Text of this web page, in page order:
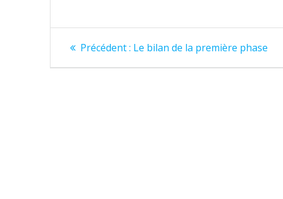
Navigation
de
Précédent : Article
Le bilan de la première phase